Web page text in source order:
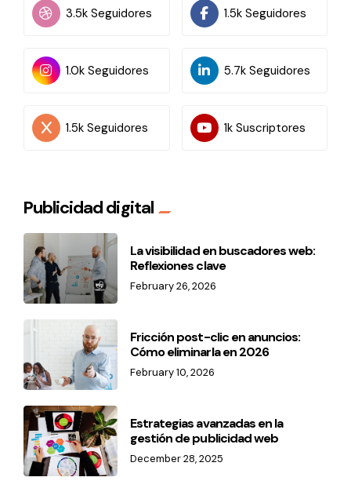
3.5k Seguidores 1.5k Seguidores
1.0k Seguidores 5.7k Seguidores
1.5k Seguidores 1k Suscriptores
Publicidad digital
La visibilidad en buscadores web:
Reflexiones clave
February 26, 2026
Fricción post-clic en anuncios:
Cómo eliminarla en 2026
February 10, 2026
Estrategias avanzadas en la
gestión de publicidad web
December 28, 2025